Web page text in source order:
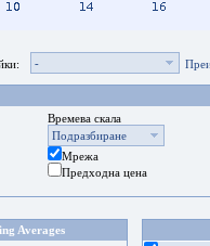
-
Времева скала
Подразбиране
Мрежа
Предходна цена
Averages